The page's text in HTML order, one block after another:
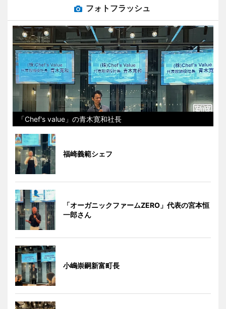
フォトフラッシュ
「Chef's value」の青木寛和社長
福崎義範シェフ
「オーガニックファームZERO」代表の宮本恒
一郎さん
小嶋崇嗣新富町長